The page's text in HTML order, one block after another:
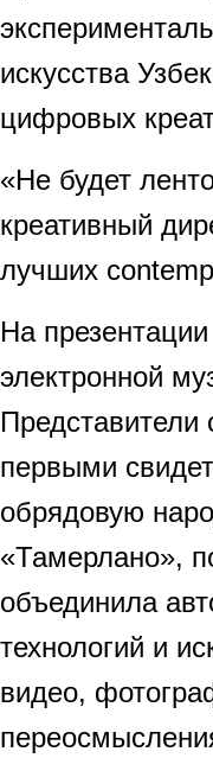
искусства
цифровых
«Не будет
креативный
лучших
На
электронной
первыми
обрядовую
«Тамерлано»,
объединила
технологий и
видео,